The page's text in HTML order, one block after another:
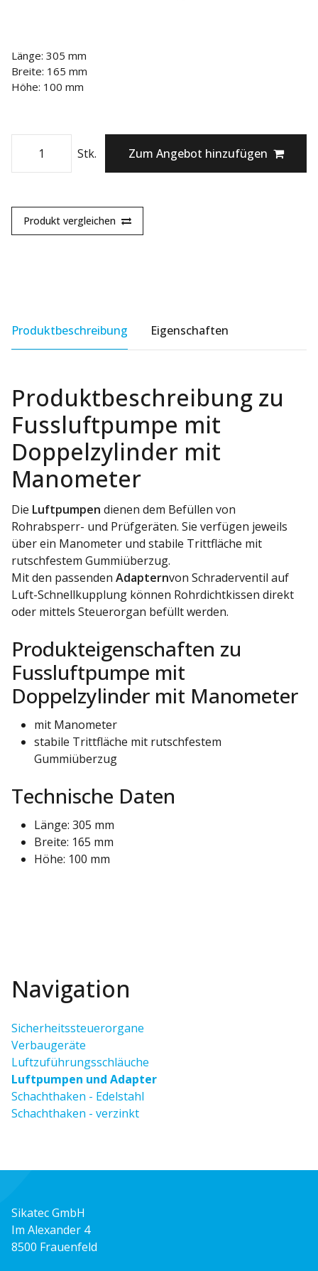
Navigation
Sicherheitssteuerorgane
Verbaugeräte
Luftzuführungsschläuche
Luftpumpen und Adapter
Schachthaken - Edelstahl
Schachthaken - verzinkt
Länge: 305 mm
Breite: 165 mm
Höhe: 100 mm
Stk. Zum Angebot hinzufügen
Produkt vergleichen
Produktbeschreibung Eigenschaften
Produktbeschreibung zu
Fussluftpumpe mit
Doppelzylinder mit
Manometer
Die Luftpumpen dienen dem Befüllen von
Rohrabsperr- und Prüfgeräten. Sie verfügen jeweils
über ein Manometer und stabile Trittfläche mit
rutschfestem Gummiüberzug.
Mit den passenden Adapternvon Schraderventil auf
Luft-Schnellkupplung können Rohrdichtkissen direkt
oder mittels Steuerorgan befüllt werden.
Produkteigenschaften zu
Fussluftpumpe mit
Doppelzylinder mit Manometer
mit Manometer
stabile Trittfläche mit rutschfestem
Gummiüberzug
Technische Daten
Länge: 305 mm
Breite: 165 mm
Höhe: 100 mm
Sikatec GmbH
Im Alexander 4
8500 Frauenfeld